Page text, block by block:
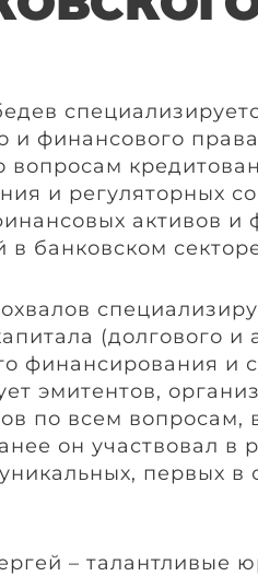
и финансового
вопросам
и регуляторных
активов и
в банковском
(долгового и
финансирования и
эмитентов,
по всем
он участвовал в
первых в
– талантливые